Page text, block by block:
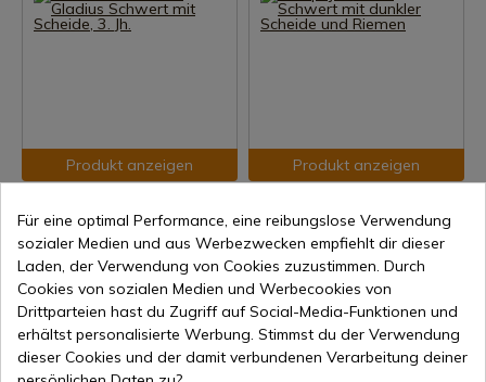
Produkt anzeigen
Xanten Römisches Gladius
Schwert mit Scheide, 3. Jh.
7-15 Tage Versand
149,99 €
Produkt anzeigen
Pompeji Gladius Schwert mit
dunkler Scheide und Riemen
7-15 Tage Versand
119,99 €
Für eine optimal Performance, eine reibungslose Verwendung
sozialer Medien und aus Werbezwecken empfiehlt dir dieser
Laden, der Verwendung von Cookies zuzustimmen. Durch
Cookies von sozialen Medien und Werbecookies von
Drittparteien hast du Zugriff auf Social-Media-Funktionen und
erhältst personalisierte Werbung. Stimmst du der Verwendung
dieser Cookies und der damit verbundenen Verarbeitung deiner